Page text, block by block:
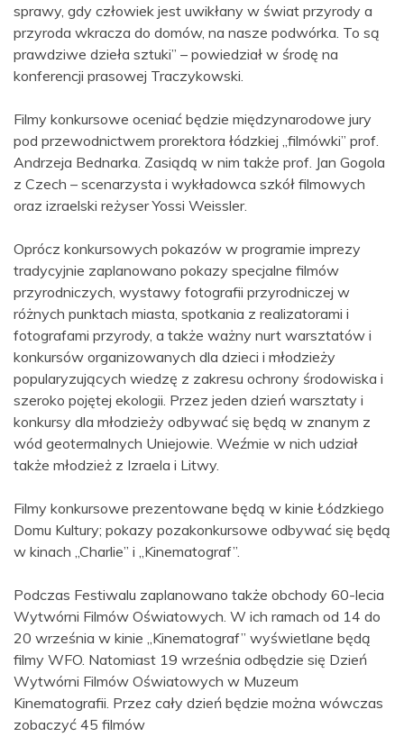
sprawy, gdy człowiek jest uwikłany w świat przyrody a
przyroda wkracza do domów, na nasze podwórka. To są
prawdziwe dzieła sztuki” – powiedział w środę na
konferencji prasowej Traczykowski.
Filmy konkursowe oceniać będzie międzynarodowe jury
pod przewodnictwem prorektora łódzkiej „filmówki” prof.
Andrzeja Bednarka. Zasiądą w nim także prof. Jan Gogola
z Czech – scenarzysta i wykładowca szkół filmowych
oraz izraelski reżyser Yossi Weissler.
Oprócz konkursowych pokazów w programie imprezy
tradycyjnie zaplanowano pokazy specjalne filmów
przyrodniczych, wystawy fotografii przyrodniczej w
różnych punktach miasta, spotkania z realizatorami i
fotografami przyrody, a także ważny nurt warsztatów i
konkursów organizowanych dla dzieci i młodzieży
popularyzujących wiedzę z zakresu ochrony środowiska i
szeroko pojętej ekologii. Przez jeden dzień warsztaty i
konkursy dla młodzieży odbywać się będą w znanym z
wód geotermalnych Uniejowie. Weźmie w nich udział
także młodzież z Izraela i Litwy.
Filmy konkursowe prezentowane będą w kinie Łódzkiego
Domu Kultury; pokazy pozakonkursowe odbywać się będą
w kinach „Charlie” i „Kinematograf”.
Podczas Festiwalu zaplanowano także obchody 60-lecia
Wytwórni Filmów Oświatowych. W ich ramach od 14 do
20 września w kinie „Kinematograf” wyświetlane będą
filmy WFO. Natomiast 19 września odbędzie się Dzień
Wytwórni Filmów Oświatowych w Muzeum
Kinematografii. Przez cały dzień będzie można wówczas
zobaczyć 45 filmów